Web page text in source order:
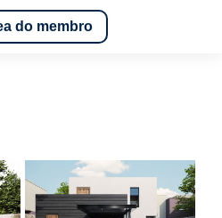
do membro